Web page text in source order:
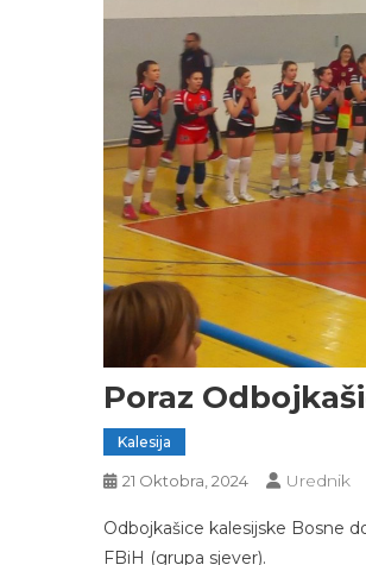
Poraz
Kalesija
21 Oktobra, 2024 Urednik
Odbojkašice kalesijske Bosne
FBiH (grupa sjever).